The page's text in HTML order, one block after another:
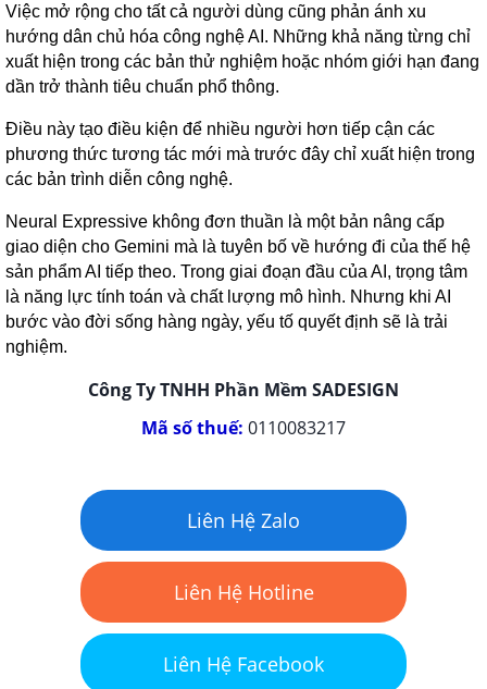
Việc mở rộng cho tất cả người dùng cũng phản ánh xu
hướng dân chủ hóa công nghệ AI. Những khả năng từng chỉ
xuất hiện trong các bản thử nghiệm hoặc nhóm giới hạn đang
dần trở thành tiêu chuẩn phổ thông.
Điều này tạo điều kiện để nhiều người hơn tiếp cận các
phương thức tương tác mới mà trước đây chỉ xuất hiện trong
các bản trình diễn công nghệ.
Neural Expressive không đơn thuần là một bản nâng cấp
giao diện cho Gemini mà là tuyên bố về hướng đi của thế hệ
sản phẩm AI tiếp theo. Trong giai đoạn đầu của AI, trọng tâm
là năng lực tính toán và chất lượng mô hình. Nhưng khi AI
bước vào đời sống hàng ngày, yếu tố quyết định sẽ là trải
nghiệm.
Công Ty TNHH Phần Mềm SADESIGN
Mã số thuế: 0110083217
Liên Hệ Zalo
Liên Hệ Hotline
Liên Hệ Facebook